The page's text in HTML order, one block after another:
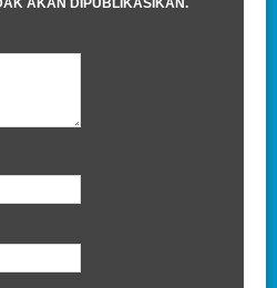
AKAN DIPUBLIKASIKAN.